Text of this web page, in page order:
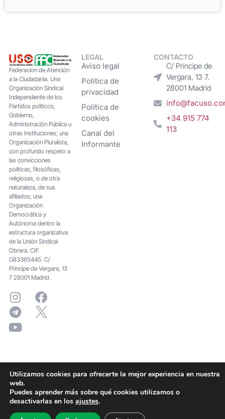
Federacion de Atención
a la Ciudadanía. Una
Organización Sindical
Independiente de los
Partidos políticos,
Gobierno,
Administración Pública u
otras Instituciones; una
Organización Pluralista,
con profundo respeto a
las convicciones
políticas, filosóficas,
religiosas, o de otra
naturaleza, de sus
afiliados; una
Organización
Democrática y
Autónoma dentro la
estructura organizativa
de la Unión Sindical
Obrera. CIF
G83365445. C/
Principe de Vergara, 13
7 28001 Madrid.
LEGAL
Aviso legal
Política de
privacidad
Política de
cookies
Canal del
Informante
CONTACTO
C/ Príncipe de
Vergara, 13 7.
28001 Madrid
+34 915 774
113
Utilizamos cookies para ofrecerte la mejor experiencia en nuestra
web.
Puedes aprender más sobre qué cookies utilizamos o
desactivarlas en los ajustes.